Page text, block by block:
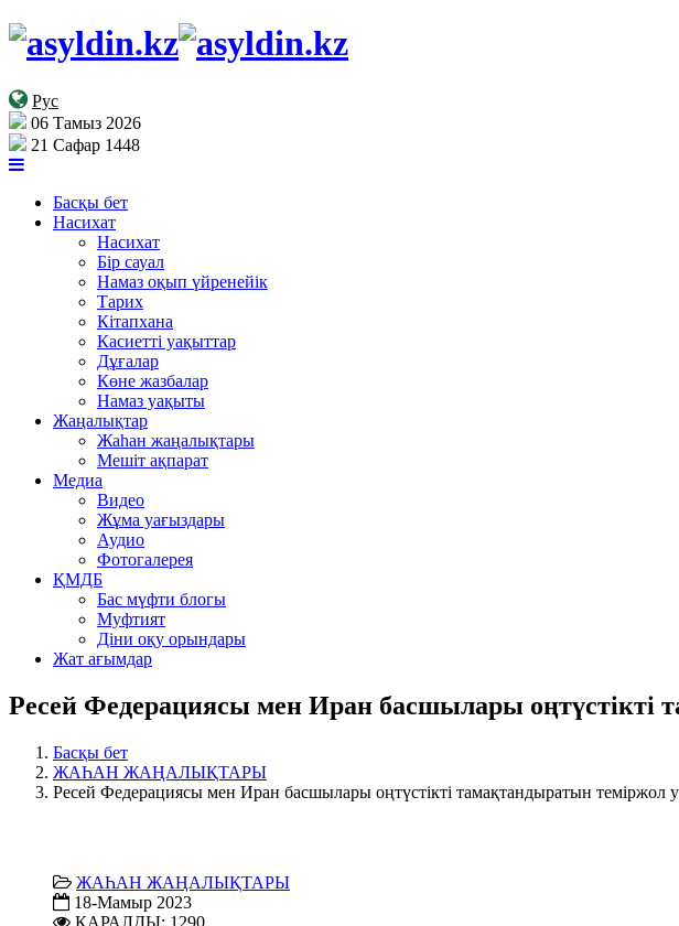
Рус
06 Тамыз 2026
21 Сафар 1448
Басқы бет
Насихат
Насихат
Бір сауал
Намаз оқып үйренейік
Тарих
Кітапхана
Касиетті уақыттар
Дұғалар
Көне жазбалар
Намаз уақыты
Жаңалықтар
Жаһан жаңалықтары
Мешіт ақпарат
Медиа
Видео
Жұма уағыздары
Аудио
Фотогалерея
ҚМДБ
Бас мүфти блогы
Муфтият
Діни оқу орындары
Жат ағымдар
Ресей Федерациясы мен Иран басшылары оңтүстікті
Басқы бет
ЖАҺАН ЖАҢАЛЫҚТАРЫ
Ресей Федерациясы мен Иран басшылары оңтүстікті тамақтандыратын теміржол
ЖАҺАН ЖАҢАЛЫҚТАРЫ
18-Мамыр 2023
ҚАРАЛДЫ: 1290